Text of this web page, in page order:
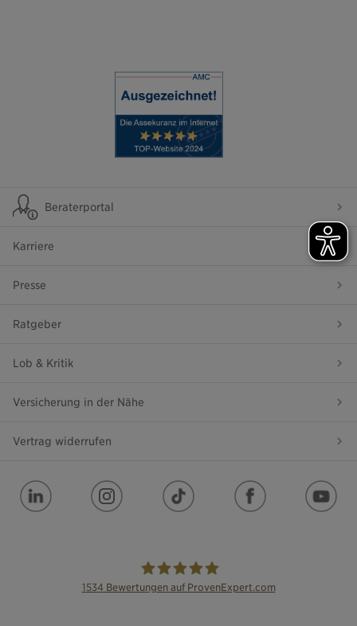
Beraterportal
Karriere
Presse
Ratgeber
Lob & Kritik
Versicherung in der Nähe
Vertrag widerrufen
1534 Bewertungen auf ProvenExpert.com